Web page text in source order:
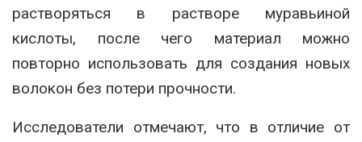
растворяться в растворе муравьиной
кислоты, после чего материал можно
повторно использовать для создания новых
волокон без потери прочности.
Исследователи отмечают, что в отличие от